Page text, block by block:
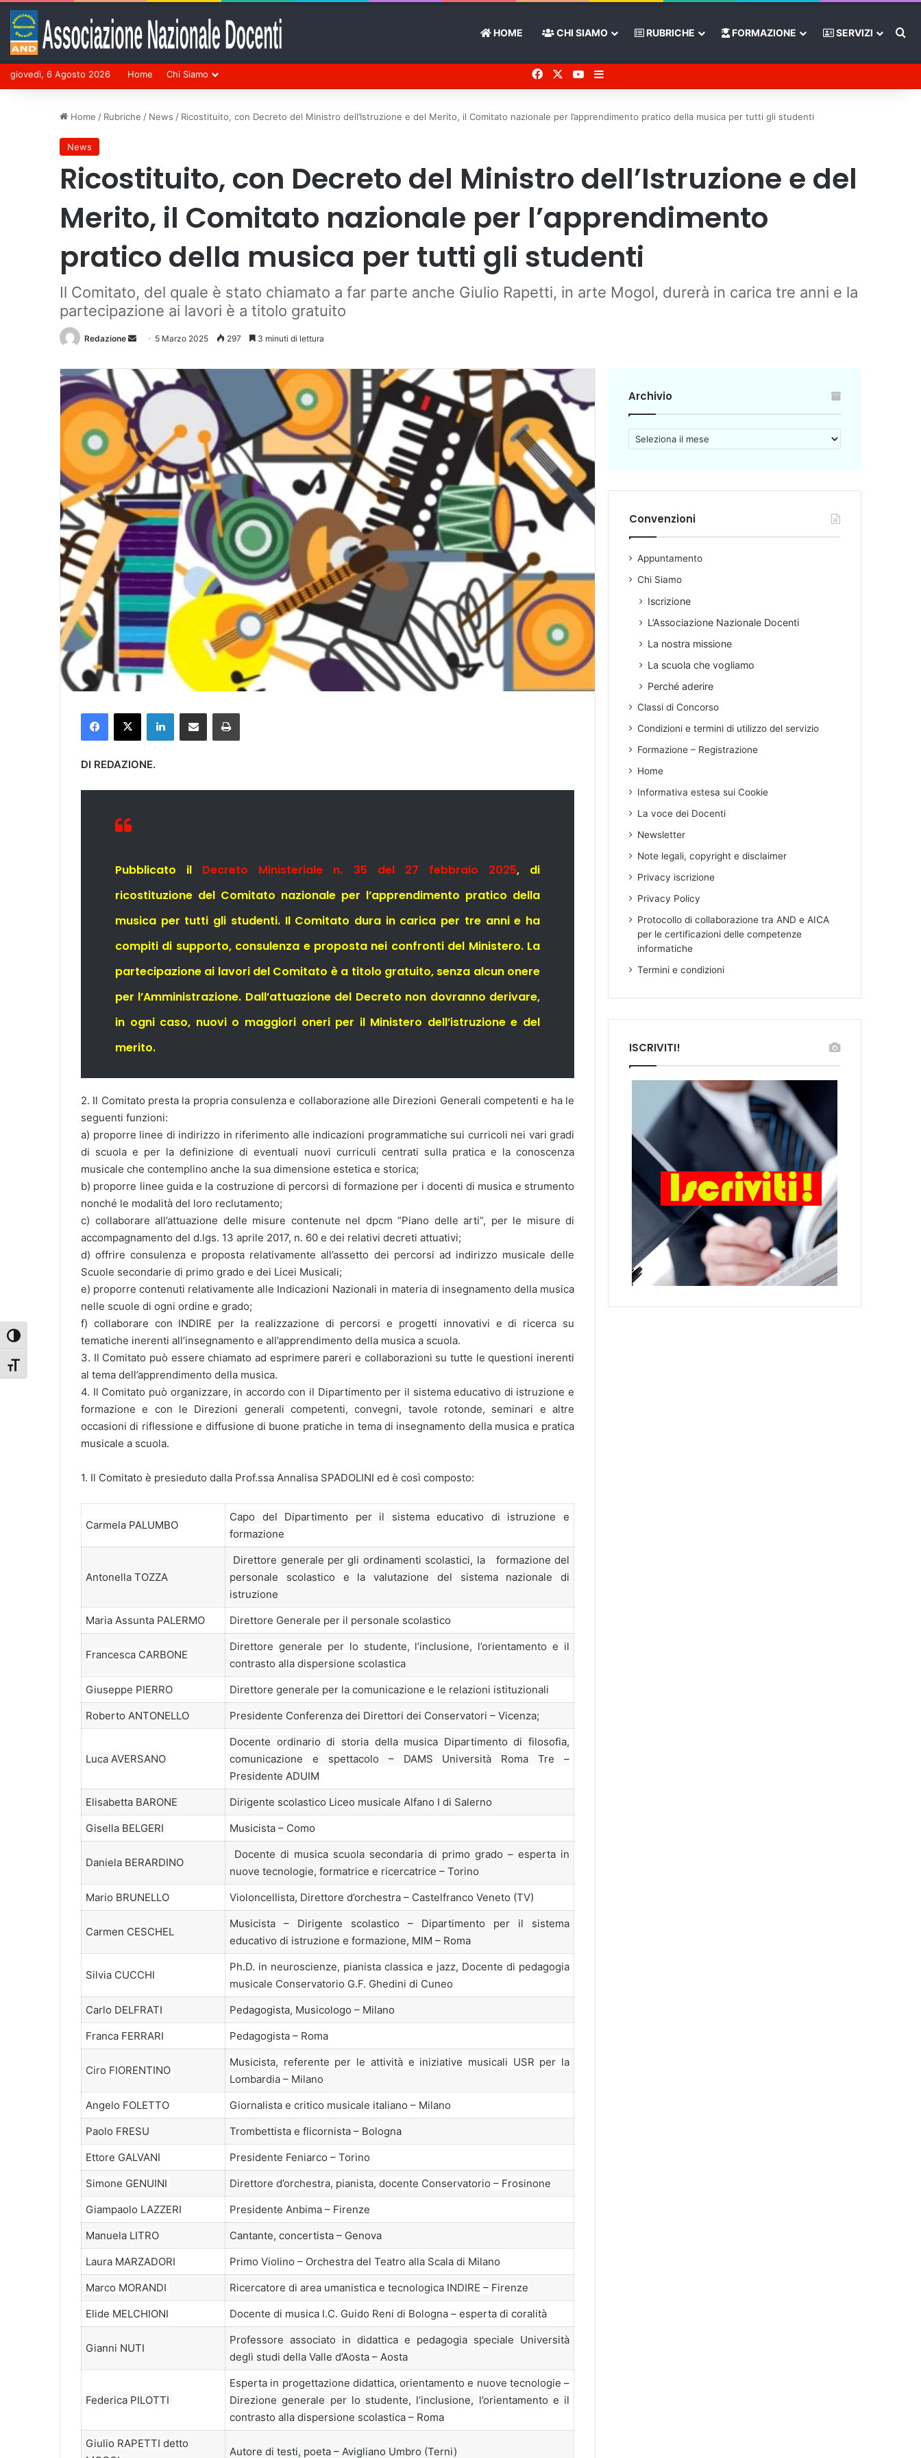
Attiva/disattiva alto contrasto
Attiva/disattiva dimensione testo
HOME CHI SIAMO RUBRICHE FORMAZIONE SERVIZI
giovedì, 6 Agosto 2026 Home Chi Siamo Facebook You Tube
Home / Rubriche / News / Ricostituito, con Decreto del Ministro dell’Istruzione e del Merito, il Comitato nazionale per l’apprendimento pratico della musica per tutti gli studenti
News
Ricostituito, con Decreto del Ministro dell’Istruzione e del
Merito, il Comitato nazionale per l’apprendimento
pratico della musica per tutti gli studenti
Il Comitato, del quale è stato chiamato a far parte anche Giulio Rapetti, in arte Mogol, durerà in carica tre anni e la
partecipazione ai lavori è a titolo gratuito
Redazione
Invia 5 Marzo 2025 297 3 minuti di lettura
DI REDAZIONE.
Pubblicato il Decreto Ministeriale n. 35 del 27 febbraio 2025, di
ricostituzione del Comitato nazionale per l’apprendimento pratico della
musica per tutti gli studenti. Il Comitato dura in carica per tre anni e ha
compiti di supporto, consulenza e proposta nei confronti del Ministero. La
partecipazione ai lavori del Comitato è a titolo gratuito, senza alcun onere
per l’Amministrazione. Dall’attuazione del Decreto non dovranno derivare,
in ogni caso, nuovi o maggiori oneri per il Ministero dell’istruzione e del
merito.
2. Il Comitato presta la propria consulenza e collaborazione alle Direzioni Generali competenti e ha le
seguenti funzioni:
a) proporre linee di indirizzo in riferimento alle indicazioni programmatiche sui curricoli nei vari gradi
di scuola e per la definizione di eventuali nuovi curriculi centrati sulla pratica e la conoscenza
musicale che contemplino anche la sua dimensione estetica e storica;
b) proporre linee guida e la costruzione di percorsi di formazione per i docenti di musica e strumento
nonché le modalità del loro reclutamento;
c) collaborare all’attuazione delle misure contenute nel dpcm “Piano delle arti”, per le misure di
accompagnamento del d.lgs. 13 aprile 2017, n. 60 e dei relativi decreti attuativi;
d) offrire consulenza e proposta relativamente all’assetto dei percorsi ad indirizzo musicale delle
Scuole secondarie di primo grado e dei Licei Musicali;
e) proporre contenuti relativamente alle Indicazioni Nazionali in materia di insegnamento della musica
nelle scuole di ogni ordine e grado;
f) collaborare con INDIRE per la realizzazione di percorsi e progetti innovativi e di ricerca su
tematiche inerenti all’insegnamento e all’apprendimento della musica a scuola.
3. Il Comitato può essere chiamato ad esprimere pareri e collaborazioni su tutte le questioni inerenti
al tema dell’apprendimento della musica.
4. Il Comitato può organizzare, in accordo con il Dipartimento per il sistema educativo di istruzione e
formazione e con le Direzioni generali competenti, convegni, tavole rotonde, seminari e altre
occasioni di riflessione e diffusione di buone pratiche in tema di insegnamento della musica e pratica
musicale a scuola.
1. Il Comitato è presieduto dalla Prof.ssa Annalisa SPADOLINI ed è così composto:
Carmela PALUMBO
Capo del Dipartimento per il sistema educativo di istruzione e
formazione
Antonella TOZZA
Direttore generale per gli ordinamenti scolastici, la formazione del
personale scolastico e la valutazione del sistema nazionale di
istruzione
Maria Assunta PALERMO
Direttore Generale per il personale scolastico
Francesca CARBONE
Direttore generale per lo studente, l’inclusione, l’orientamento e il
contrasto alla dispersione scolastica
Giuseppe PIERRO
Direttore generale per la comunicazione e le relazioni istituzionali
Roberto ANTONELLO
Presidente Conferenza dei Direttori dei Conservatori – Vicenza;
Luca AVERSANO
Docente ordinario di storia della musica Dipartimento di filosofia,
comunicazione e spettacolo – DAMS Università Roma Tre –
Presidente ADUIM
Elisabetta BARONE
Dirigente scolastico Liceo musicale Alfano I di Salerno
Gisella BELGERI
Musicista – Como
Daniela BERARDINO
Docente di musica scuola secondaria di primo grado – esperta in
nuove tecnologie, formatrice e ricercatrice – Torino
Mario BRUNELLO
Violoncellista, Direttore d’orchestra – Castelfranco Veneto (TV)
Carmen CESCHEL
Musicista – Dirigente scolastico – Dipartimento per il sistema
educativo di istruzione e formazione, MIM – Roma
Silvia CUCCHI
Ph.D. in neuroscienze, pianista classica e jazz, Docente di pedagogia
musicale Conservatorio G.F. Ghedini di Cuneo
Carlo DELFRATI
Pedagogista, Musicologo – Milano
Franca FERRARI
Pedagogista – Roma
Ciro FIORENTINO
Musicista, referente per le attività e iniziative musicali USR per la
Lombardia – Milano
Angelo FOLETTO
Giornalista e critico musicale italiano – Milano
Paolo FRESU
Trombettista e flicornista – Bologna
Ettore GALVANI
Presidente Feniarco – Torino
Simone GENUINI
Direttore d’orchestra, pianista, docente Conservatorio – Frosinone
Giampaolo LAZZERI
Presidente Anbima – Firenze
Manuela LITRO
Cantante, concertista – Genova
Laura MARZADORI
Primo Violino – Orchestra del Teatro alla Scala di Milano
Marco MORANDI
Ricercatore di area umanistica e tecnologica INDIRE – Firenze
Elide MELCHIONI
Docente di musica I.C. Guido Reni di Bologna – esperta di coralità
Gianni NUTI
Professore associato in didattica e pedagogia speciale Università
degli studi della Valle d’Aosta – Aosta
Federica PILOTTI
Esperta in progettazione didattica, orientamento e nuove tecnologie –
Direzione generale per lo studente, l’inclusione, l’orientamento e il
contrasto alla dispersione scolastica – Roma
Giulio RAPETTI detto
Autore di testi, poeta – Avigliano Umbro (Terni)
Archivio
r
i
i
o
Convenzioni
Appuntamento
Chi Siamo
Iscrizione
L’Associazione Nazionale Docenti
La nostra missione
La scuola che vogliamo
Perché aderire
Classi di Concorso
Condizioni e termini di utilizzo del servizio
Formazione – Registrazione
Home
Informativa estesa sui Cookie
La voce dei Docenti
Newsletter
Note legali, copyright e disclaimer
Privacy iscrizione
Privacy Policy
Protocollo di collaborazione tra AND e AICA
per le certificazioni delle competenze
informatiche
Termini e condizioni
ISCRIVITI!